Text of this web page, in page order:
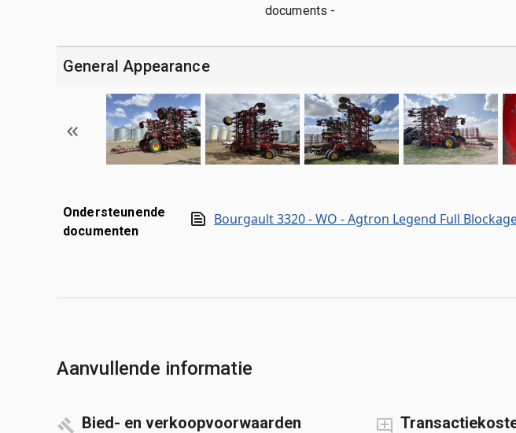
documents -
General Appearance
Ondersteunende
documenten
Bourgault 3320 - WO - Agtron Legend Full
Aanvullende informatie
Bied- en verkoopvoorwaarden